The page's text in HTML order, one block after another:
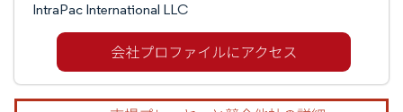
IntraPac International LLC